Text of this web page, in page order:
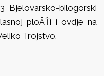
Bjelovarsko-bilogorski
ploÄŤi i ovdje na
Trojstvo.